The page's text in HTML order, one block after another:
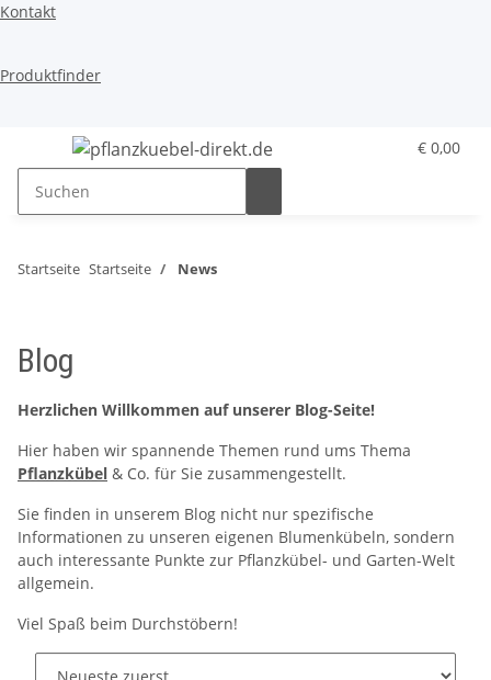
Kontakt
Produktfinder
€ 0,00
Startseite Startseite News
Blog
Herzlichen Willkommen auf unserer Blog-Seite!
Hier haben wir spannende Themen rund ums Thema
Pflanzkübel & Co. für Sie zusammengestellt.
Sie finden in unserem Blog nicht nur spezifische
Informationen zu unseren eigenen Blumenkübeln, sondern
auch interessante Punkte zur Pflanzkübel- und Garten-Welt
allgemein.
Viel Spaß beim Durchstöbern!